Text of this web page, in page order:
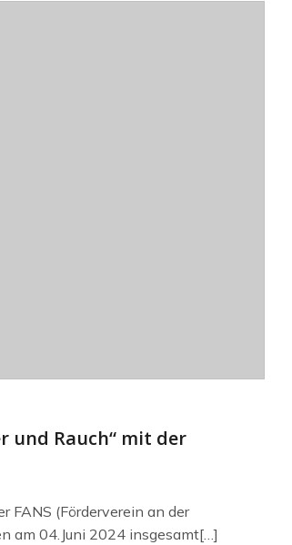
und Rauch“ mit der
FANS (Förderverein an der
am 04.Juni 2024 insgesamt[…]